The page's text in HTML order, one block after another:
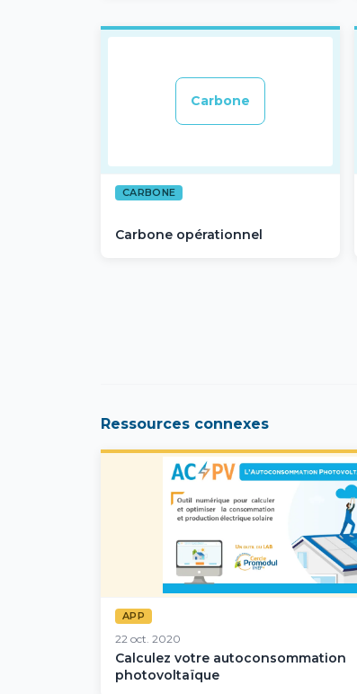
Carbone
CARBONE
Carbone opérationnel
Ressources connexes
APP
22 oct. 2020
Calculez votre autoconsommation
photovoltaïque